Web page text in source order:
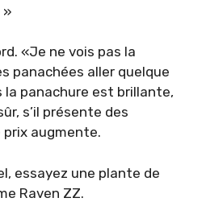
»
«Je ne vois pas la
panachées aller quelque
la panachure est brillante,
s’il présente des
prix augmente.
essayez une plante de
Raven ZZ.